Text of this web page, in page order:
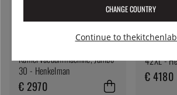
Kamervacuümmachine, Jumbo
30 - Henkelman
€ 2970
42XL -
€ 4180
CHANGE COUNTRY
Continue to